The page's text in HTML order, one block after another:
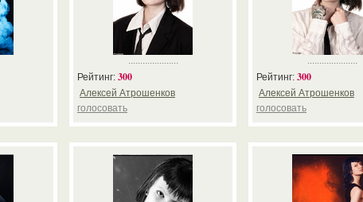
.....................
Рейтинг: 300
Алексей Атрошенков
голосовать
.....................
Рейтинг: 300
Алексей Атрошенков
голосовать